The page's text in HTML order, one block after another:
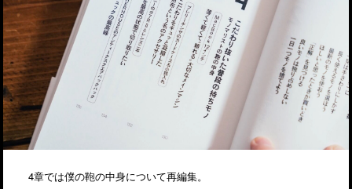
4章では僕の鞄の中身について再編集。